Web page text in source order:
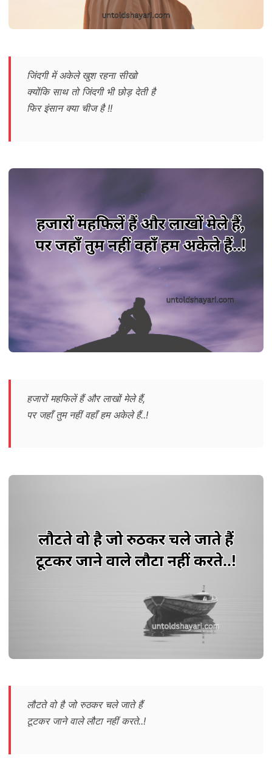
जिंदगी में अकेले खुश रहना सीखो
क्योंकि साथ तो जिंदगी भी छोड़ देती है
फिर इंसान क्या चीज है !!
हजारों महफिलें हैं और लाखों मेले हैं,
पर जहाँ तुम नहीं वहाँ हम अकेले हैं..!
लौटते वो है जो रुठकर चले जाते हैं
टूटकर जाने वाले लौटा नहीं करते..!